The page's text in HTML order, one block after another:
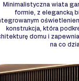
Minimalistyczna wiata
formie, z elegancką
konstrukcja, która
domu i
na co